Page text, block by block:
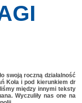
swoją roczną działalność
Koła i pod kierunkiem dr
między innymi teksty
Wyczuliły nas one na